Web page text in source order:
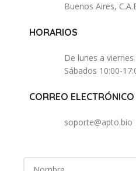
Buenos Aires,
HORARIOS
De lunes a
Sábados 10:00-
CORREO ELECTRÓNICO
soporte@apto.bio